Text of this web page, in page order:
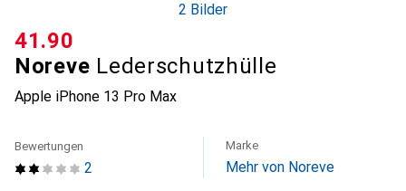
2 Bilder
Noreve Lederschutzhülle
Apple iPhone 13 Pro Max
CHF
41.90
2
Bewertungen Marke
Mehr von Noreve